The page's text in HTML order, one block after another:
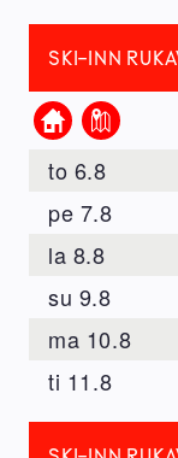
SKI-INN
KotisivuKartta
to 6.8
pe 7.8
la 8.8
su 9.8
ma 10.8
ti 11.8